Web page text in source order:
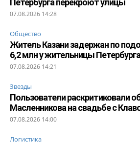
07.08.2026 14:28
Общество
Житель Казани задержан по
6,2 млн у жительницы Петербурга
07.08.2026 14:21
Звезды
Пользователи раскритиковали
Масленникова на свадьбе с
07.08.2026 14:00
Логистика